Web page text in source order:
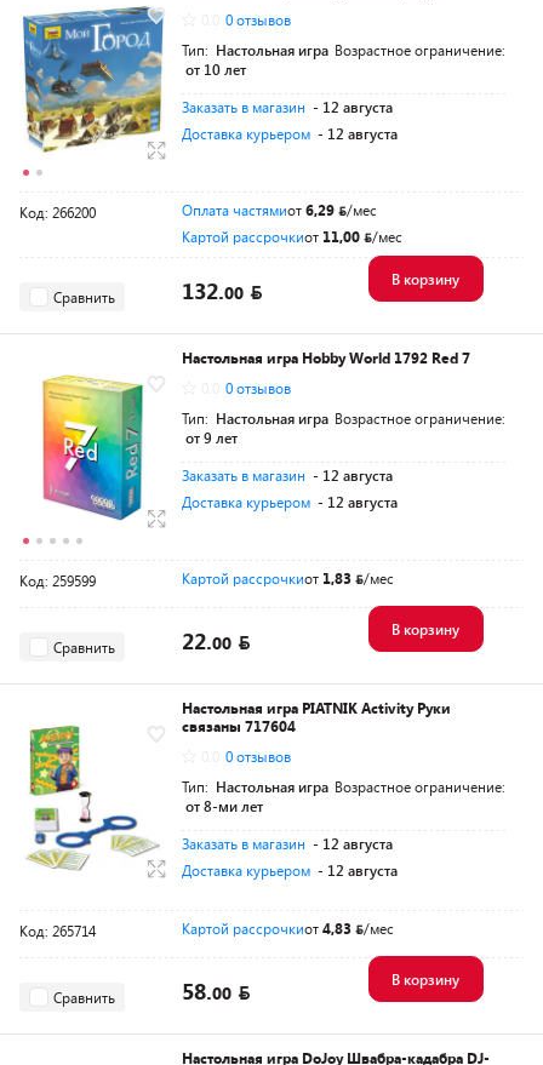
0 отзывов
Тип: Настольная игра Возрастное ограничение:
от 10 лет
Заказать в магазин - 12 августа
Доставка курьером - 12 августа
Код: 266200 Оплата частямиот6,29
/мес
Картой рассрочкиот 11,00 /мес
Сравнить 132.00
В корзину
Настольная игра Hobby World 1792 Red 7
0 отзывов
Тип: Настольная игра Возрастное ограничение:
от 9 лет
Заказать в магазин - 12 августа
Доставка курьером - 12 августа
Код: 259599 Картой рассрочкиот 1,83 /мес
Сравнить 22.00
В корзину
Настольная игра PIATNIK Activity Руки
связаны 717604
0 отзывов
Тип: Настольная игра Возрастное ограничение:
от 8-ми лет
Заказать в магазин - 12 августа
Доставка курьером - 12 августа
Код: 265714 Картой рассрочкиот4,83 /мес
Сравнить 58.00
В корзину
Настольная игра DoJoy Швабра-кадабра DJ-